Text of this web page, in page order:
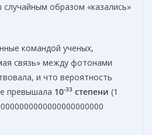
случайным образом «казались»
командой ученых,
связь» между фотонами
и что вероятность
превышала 10-33 степени (1